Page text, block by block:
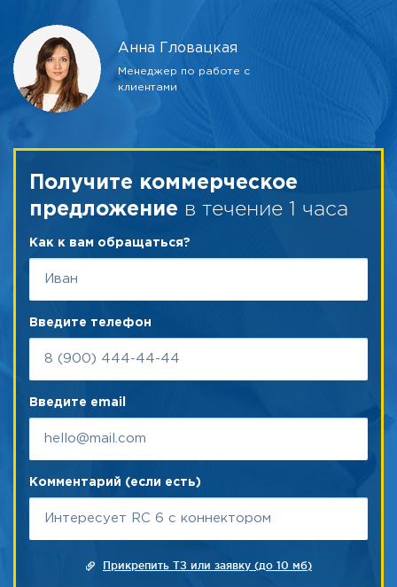
Анна Гловацкая
Менеджер по работе с
клиентами
Получите коммерческое
предложение в течение 1 часа
Как к вам обращаться?
Введите телефон
Введите email
Комментарий (если есть)
Прикрепить ТЗ или заявку (до 10 мб)